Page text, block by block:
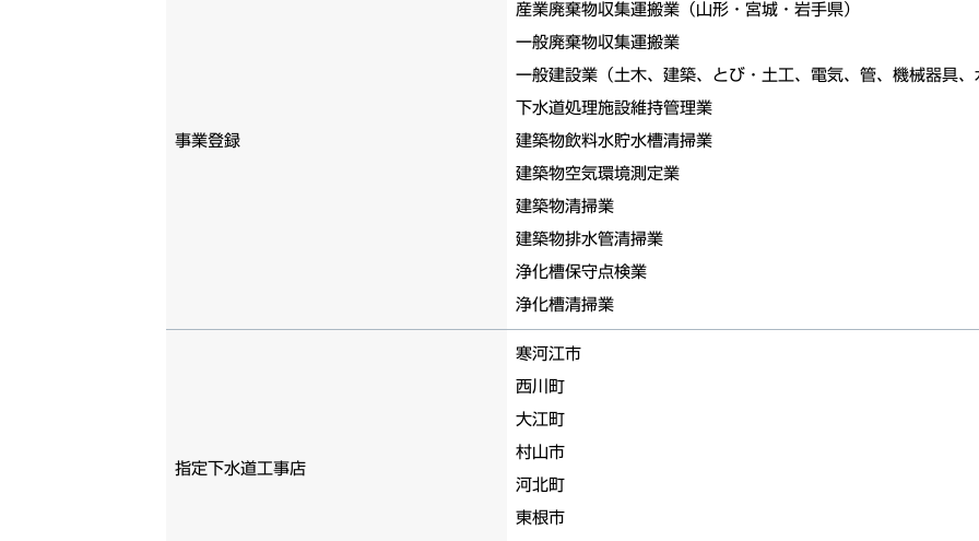
事業登録
産業廃棄物収集運搬業（山形・宮城・岩手県）
一般廃棄物収集運搬業
一般建設業（土木、建築、とび・土工、電気、管、機械器具、
下水道処理施設維持管理業
建築物飲料水貯水槽清掃業
建築物空気環境測定業
建築物清掃業
建築物排水管清掃業
浄化槽保守点検業
浄化槽清掃業
指定下水道工事店
寒河江市
西川町
大江町
村山市
河北町
東根市